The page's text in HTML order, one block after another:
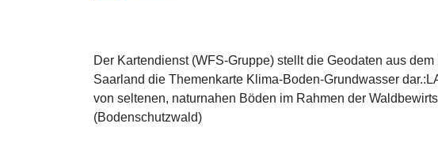
Der Kartendienst (WFS-Gruppe) stellt die Geodaten aus
Saarland die Themenkarte Klima-Boden-Grundwasser
von seltenen, naturnahen Böden im Rahmen der
(Bodenschutzwald)